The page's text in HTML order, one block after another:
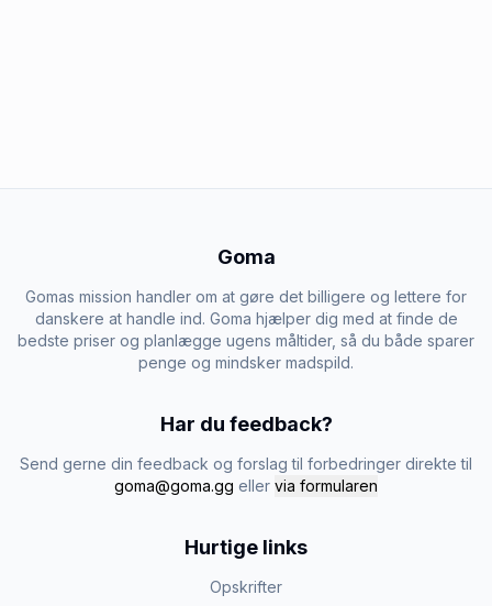
Goma
Gomas mission handler om at gøre det billigere og lettere for
danskere at handle ind. Goma hjælper dig med at finde de
bedste priser og planlægge ugens måltider, så du både sparer
penge og mindsker madspild.
Har du feedback?
Send gerne din feedback og forslag til forbedringer direkte til
goma@goma.gg eller via formularen
Hurtige links
Opskrifter